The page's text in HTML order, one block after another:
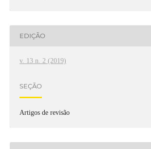
EDIÇÃO
v. 13 n. 2 (2019)
SEÇÃO
Artigos de revisão